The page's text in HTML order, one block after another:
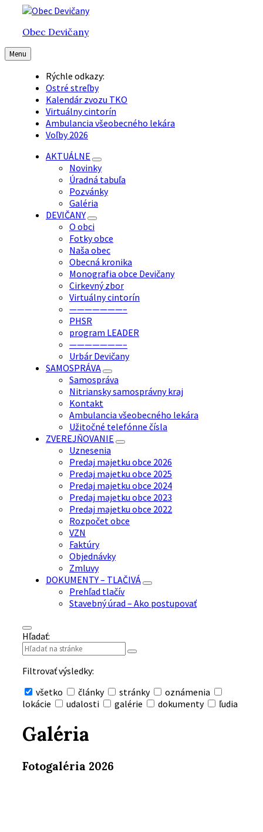
Preskočiť
obsah
Preskočiť
hlavnú
navigáciu
Preskočiť
pätičkuObec Devičany
Menu
Rýchle odkazy:
Ostré streľby
Kalendár zvozu TKO
Virtuálny cintorín
Ambulancia všeobecného lekára
Voľby 2026
AKTUÁLNE
Novinky
Úradná tabuľa
Pozvánky
Galéria
DEVIČANY
O obci
Fotky obce
Naša obec
Obecná kronika
Monografia obce Devičany
Cirkevný zbor
Virtuálny cintorín
———————–
PHSR
program LEADER
———————–
Urbár Devičany
SAMOSPRÁVA
Samospráva
Nitriansky samosprávny kraj
Kontakt
Ambulancia všeobecného lekára
Užitočné telefónne čísla
ZVEREJŇOVANIE
Uznesenia
Predaj majetku obce 2026
Predaj majetku obce 2025
Predaj majetku obce 2024
Predaj majetku obce 2023
Predaj majetku obce 2022
Rozpočet obce
VZN
Faktúry
Objednávky
Zmluvy
DOKUMENTY – TLAČIVÁ
Prehľad tlačív
Stavebný úrad – Ako postupovať
Hľadať:
Filtrovať výsledky:
všetko
články stránky
oznámenia
lokácie
udalosti galérie dokumenty ľudia
vyhľadávanie
Galéria
Fotogaléria 2026